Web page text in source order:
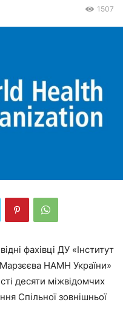
1507
фахівці ДУ «Інститут
НАМН України»
десяти міжвідомчих
Спільної зовнішньої